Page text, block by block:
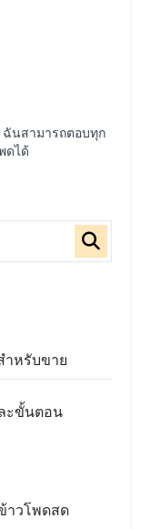
ฉันสามารถตอบทุก
ดได้
ำหรับขาย
ะขั้นตอน
าวโพดสด